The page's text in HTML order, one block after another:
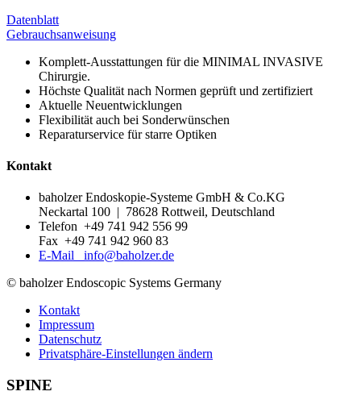
Datenblatt
Gebrauchsanweisung
Komplett-Ausstattungen für die MINIMAL INVASIVE
Chirurgie.
Höchste Qualität nach Normen geprüft und zertifiziert
Aktuelle Neuentwicklungen
Flexibilität auch bei Sonderwünschen
Reparaturservice für starre Optiken
Kontakt
baholzer Endoskopie-Systeme GmbH & Co.KG
Neckartal 100 | 78628 Rottweil, Deutschland
Telefon +49 741 942 556 99
Fax +49 741 942 960 83
E-Mail info@baholzer.de
© baholzer Endoscopic Systems Germany
Kontakt
Impressum
Datenschutz
Privatsphäre-Einstellungen ändern
SPINE